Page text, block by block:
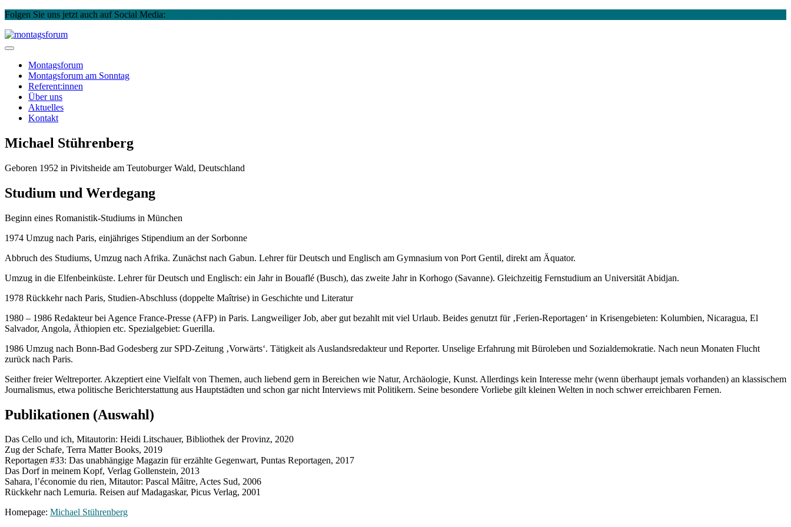
Folgen Sie uns jetzt auch auf Social Media:
Skip
to
Montagsforum
Montagsforum am Sonntag
Referent:innen
Über uns
Aktuelles
Kontakt
Michael Stührenberg
Geboren 1952 in Pivitsheide am Teutoburger Wald, Deutschland
Studium und Werdegang
Beginn eines Romanistik-Studiums in München
1974 Umzug nach Paris, einjähriges Stipendium an der Sorbonne
Abbruch des Studiums, Umzug nach Afrika. Zunächst nach Gabun. Lehrer für Deutsch und Englisch am Gymnasium von Port Gentil, direkt am Äquator.
Umzug in die Elfenbeinküste. Lehrer für Deutsch und Englisch: ein Jahr in Bouaflé (Busch), das zweite Jahr in Korhogo (Savanne). Gleichzeitig Fernstudium an Universität Abidjan.
1978 Rückkehr nach Paris, Studien-Abschluss (doppelte Maîtrise) in Geschichte und Literatur
1980 – 1986 Redakteur bei Agence France-Presse (AFP) in Paris. Langweiliger Job, aber gut bezahlt mit viel Urlaub. Beides genutzt für ‚Ferien-Reportagen‘ in Krisengebieten: Kolumbien, Nicaragua, El
Salvador, Angola, Äthiopien etc. Spezialgebiet: Guerilla.
1986 Umzug nach Bonn-Bad Godesberg zur SPD-Zeitung ‚Vorwärts‘. Tätigkeit als Auslandsredakteur und Reporter. Unselige Erfahrung mit Büroleben und Sozialdemokratie. Nach neun Monaten Flucht
zurück nach Paris.
Seither freier Weltreporter. Akzeptiert eine Vielfalt von Themen, auch liebend gern in Bereichen wie Natur, Archäologie, Kunst. Allerdings kein Interesse mehr (wenn überhaupt jemals vorhanden) an klassischem
Journalismus, etwa politische Berichterstattung aus Hauptstädten und schon gar nicht Interviews mit Politikern. Seine besondere Vorliebe gilt kleinen Welten in noch schwer erreichbaren Fernen.
Publikationen (Auswahl)
Das Cello und ich, Mitautorin: Heidi Litschauer, Bibliothek der Provinz, 2020
Zug der Schafe, Terra Matter Books, 2019
Reportagen #33: Das unabhängige Magazin für erzählte Gegenwart, Puntas Reportagen, 2017
Das Dorf in meinem Kopf, Verlag Gollenstein, 2013
Sahara, l’économie du rien, Mitautor: Pascal Mâitre, Actes Sud, 2006
Rückkehr nach Lemuria. Reisen auf Madagaskar, Picus Verlag, 2001
Homepage: Michael Stührenberg